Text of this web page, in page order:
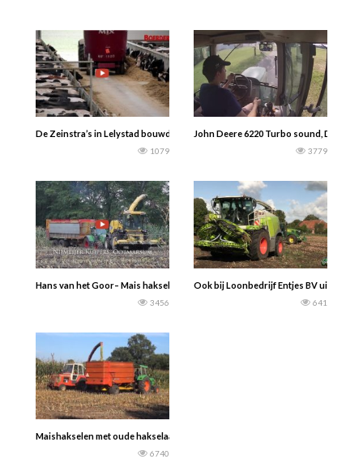
De Zeinstra’s in Lelystad bouwden een nieuwe stal voor 300 melkkoeien. —
1079
John Deere 6220 Turbo sound,
3779
Hans van het Goor– Mais hakselen 2017 door loonbedrijf Nijmeijer Kuipers
3456
Ook bij Loonbedrijf Entjes BV uit
641
Maishakselen met oude hakselaars in Markelo — Henny Bomans
6740